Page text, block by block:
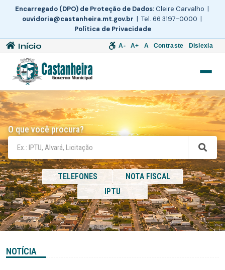
Encarregado (DPO) de Proteção de Dados:Cleire Carvalho |
ouvidoria@castanheira.mt.gov.br | Tel. 66 3197-0000 |
Política de Privacidade
Início A- A+ A Contraste Dislexia
O que você procura?
TELEFONES
NOTA FISCAL
IPTU
NOTÍCIA